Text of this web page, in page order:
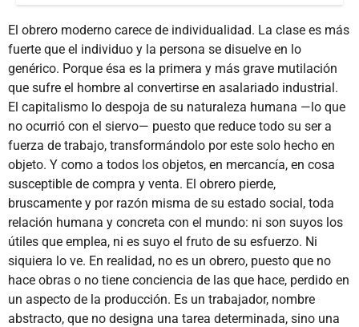
El obrero moderno carece de individualidad. La clase es más
fuerte que el individuo y la persona se disuelve en lo
genérico. Porque ésa es la primera y más grave mutilación
que sufre el hombre al convertirse en asalariado industrial.
El capitalismo lo despoja de su naturaleza humana —lo que
no ocurrió con el siervo— puesto que reduce todo su ser a
fuerza de trabajo, transformándolo por este solo hecho en
objeto. Y como a todos los objetos, en mercancía, en cosa
susceptible de compra y venta. El obrero pierde,
bruscamente y por razón misma de su estado social, toda
relación humana y concreta con el mundo: ni son suyos los
útiles que emplea, ni es suyo el fruto de su esfuerzo. Ni
siquiera lo ve. En realidad, no es un obrero, puesto que no
hace obras o no tiene conciencia de las que hace, perdido en
un aspecto de la producción. Es un trabajador, nombre
abstracto, que no designa una tarea determinada, sino una